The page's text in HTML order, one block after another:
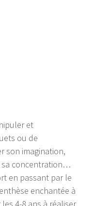
et
ou de
son imagination,
sa concentration…
en passant par le
enchantée à
4-8 ans à réaliser